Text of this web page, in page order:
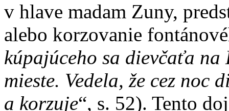
v hlave madam Zuny,
alebo korzovanie
kúpajúceho sa dievčaťa
mieste. Vedela, že cez noc
a korzuje“, s. 52). Tento